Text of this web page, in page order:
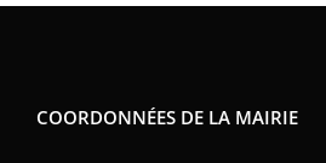
COORDONNÉES DE LA MAIRIE